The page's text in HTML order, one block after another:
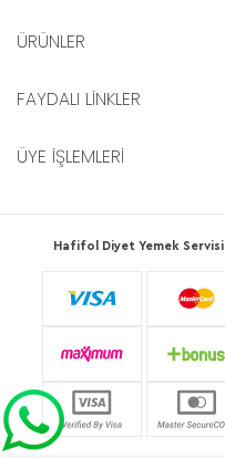
ÜRÜNLER
FAYDALI LİNKLER
ÜYE İŞLEMLERİ
Hafifol Diyet Yemek Servisi